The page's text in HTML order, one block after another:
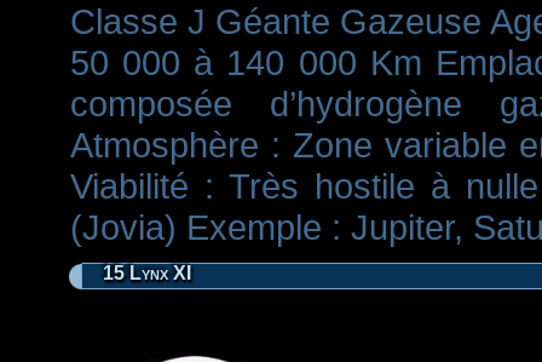
Classe J Géante Gazeuse
50 000 à 140 000 Km
composée d’hydrogène
Atmosphère : Zone variable
Viabilité : Très hostile à
(Jovia) Exemple : Jupiter,
15 Lynx XI